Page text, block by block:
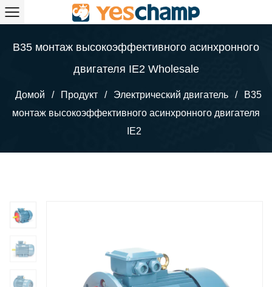
B35 монтаж высокоэффективного асинхронного
двигателя IE2 Wholesale
Домой / Продукт / Электрический двигатель /
B35
монтаж высокоэффективного асинхронного двигателя
IE2